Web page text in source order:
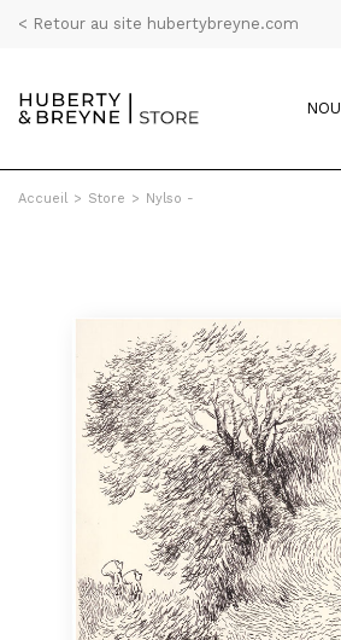
< Retour au site hubertybreyne.com
Accueil > Store > Nylso -